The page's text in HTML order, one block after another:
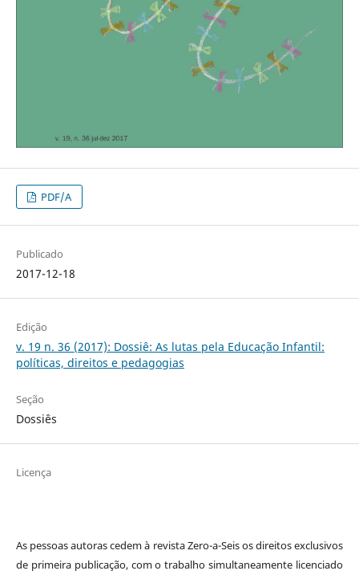
PDF/A
Publicado
2017-12-18
Edição
v. 19 n. 36 (2017): Dossiê: As lutas pela Educação Infantil:
políticas, direitos e pedagogias
Seção
Dossiês
Licença
As pessoas autoras cedem à revista Zero-a-Seis os direitos exclusivos
de primeira publicação, com o trabalho simultaneamente licenciado